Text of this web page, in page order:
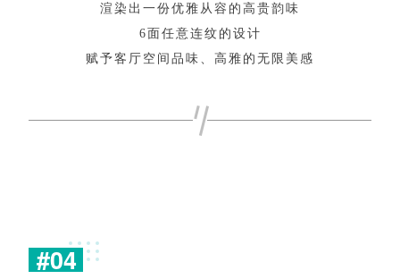
渲 染 出 一份优 雅 从 容 的 高 贵韵 味
6 面 任意连纹 的 设计
赋予客 厅 空 间 品 味 高 雅 的 无 限 美 感
#04